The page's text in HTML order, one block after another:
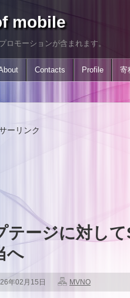
mobile
ロモーションが含まれます。
Contacts Profile 寄
ーリンク
テージに対し
へ
年02月15日 MVNO